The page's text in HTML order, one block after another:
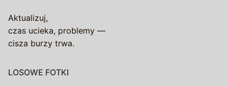
Aktualizuj,
czas ucieka, problemy —
cisza burzy trwa.
LOSOWE FOTKI